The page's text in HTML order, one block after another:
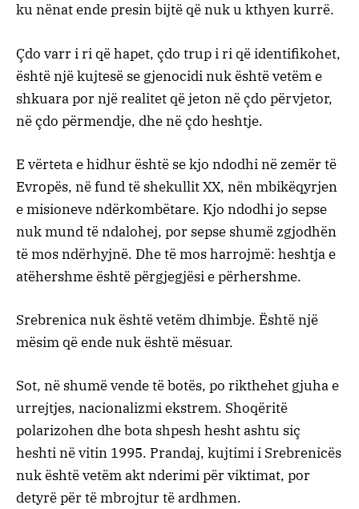
ku nënat ende presin bijtë që nuk u kthyen kurrë.
Çdo varr i ri që hapet, çdo trup i ri që identifikohet,
është një kujtesë se gjenocidi nuk është vetëm e
shkuara por një realitet që jeton në çdo përvjetor,
në çdo përmendje, dhe në çdo heshtje.
E vërteta e hidhur është se kjo ndodhi në zemër të
Evropës, në fund të shekullit XX, nën mbikëqyrjen
e misioneve ndërkombëtare. Kjo ndodhi jo sepse
nuk mund të ndalohej, por sepse shumë zgjodhën
të mos ndërhyjnë. Dhe të mos harrojmë: heshtja e
atëhershme është përgjegjësi e përhershme.
Srebrenica nuk është vetëm dhimbje. Është një
mësim që ende nuk është mësuar.
Sot, në shumë vende të botës, po rikthehet gjuha e
urrejtjes, nacionalizmi ekstrem. Shoqëritë
polarizohen dhe bota shpesh hesht ashtu siç
heshti në vitin 1995. Prandaj, kujtimi i Srebrenicës
nuk është vetëm akt nderimi për viktimat, por
detyrë për të mbrojtur të ardhmen.